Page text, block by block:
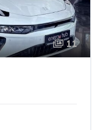
11